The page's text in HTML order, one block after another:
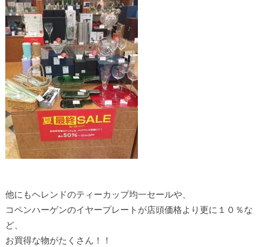
他にもヘレンドのティーカップ均一セールや、
コペンハーゲンのイヤープレートが店頭価格より更に１０％な
ど、
お買得な物がたくさん！！